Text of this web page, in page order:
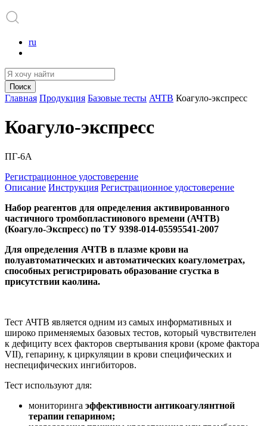
ru
Поиск
Главная Продукция Базовые тесты АЧТВ Коагуло-экспресс
Коагуло-экспресс
ПГ-6А
Регистрационное удостоверение
Описание Инструкция Регистрационное удостоверение
Набор реагентов для определения активированного
частичного тромбопластинового времени (АЧТВ)
(Коагуло-Экспресс) по ТУ 9398-014-05595541-2007
Для определения АЧТВ в плазме крови на
полуавтоматических и автоматических коагулометрах,
способных регистрировать образование сгустка в
присутствии каолина.
Тест АЧТВ является одним из самых информативных и
широко применяемых базовых тестов, который чувствителен
к дефициту всех факторов свертывания крови (кроме фактора
VII), гепарину, к циркуляции в крови специфических и
неспецифических ингибиторов.
Тест используют для:
мониторинга эффективности антикоагулянтной
терапии гепарином;